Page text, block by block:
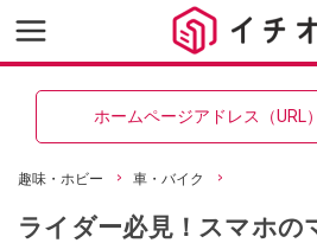
ホームページアドレス（URL
趣味・ホビー 車・バイク
ライダー必見！スマホの